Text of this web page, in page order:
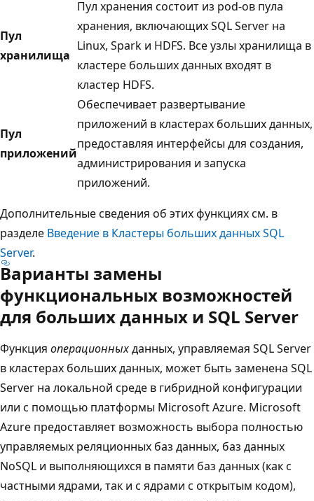
Пул
хранилища
Пул хранения состоит из pod-ов пула
хранения, включающих SQL Server на
Linux, Spark и HDFS. Все узлы хранилища в
кластере больших данных входят в
кластер HDFS.
Пул
приложений
Обеспечивает развертывание
приложений в кластерах больших данных,
предоставляя интерфейсы для создания,
администрирования и запуска
приложений.
Дополнительные сведения об этих функциях см. в
разделе Введение в Кластеры больших данных SQL
Server.
Варианты замены
функциональных возможностей
для больших данных и SQL Server
Функция операционныхданных, управляемая SQL Server
в кластерах больших данных, может быть заменена SQL
Server на локальной среде в гибридной конфигурации
или с помощью платформы Microsoft Azure. Microsoft
Azure предоставляет возможность выбора полностью
управляемых реляционных баз данных, баз данных
NoSQL и выполняющихся в памяти баз данных (как с
частными ядрами, так и с ядрами с открытым кодом),